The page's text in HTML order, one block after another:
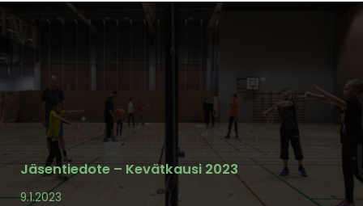
Jäsentiedote – Kevätkausi 2023
9.1.2023